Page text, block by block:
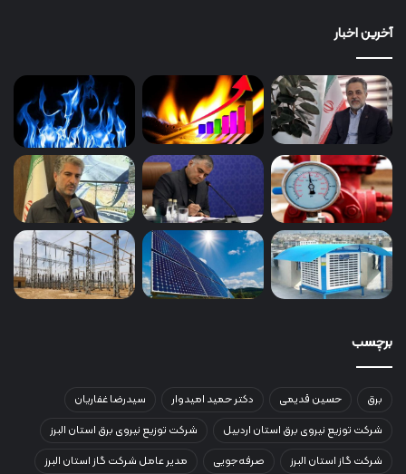
آخرین اخبار
برچسب
برق حسین قدیمی دکتر حمید امیدوار
سیدرضا غفاریان
شرکت توزیع نیروی برق استان اردبیل
شرکت توزیع نیروی برق استان البرز
شرکت گاز استان البرز
صرفه‌جویی
مدیر عامل شرکت گاز استان البرز